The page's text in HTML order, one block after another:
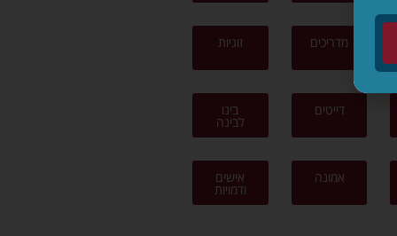
מדריכים זוגיות
דייטים בינו
לבינה
אמונה אישים
ודמויות